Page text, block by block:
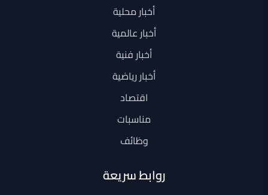
أخبار محلية
أخبار عالمية
أخبار فنية
أخبار رياضية
اقتصاد
مناسبات
وظائف
روابط سريعة